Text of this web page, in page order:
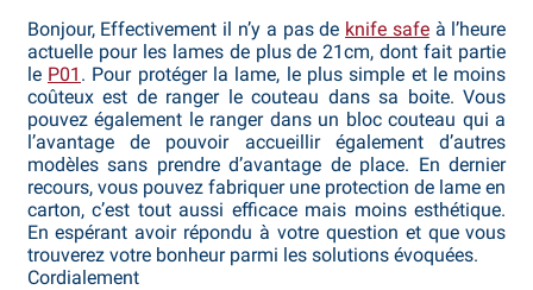
Ma sélection
Mentions légales
Mon Compte
Partenaires
Plan du site
Bonjour, Effectivement il n’y a pas de knife safeà l’heure
actuelle pour les lames de plus de 21cm, dont fait partie
le P01 . Pour protéger la lame, le plus simple et le moins
coûteux est de ranger le couteau dans sa boite. Vous
pouvez également le ranger dans un bloc couteau qui a
l’avantage de pouvoir accueillir également d’autres
modèles sans prendre d’avantage de place. En dernier
recours, vous pouvez fabriquer une protection de lame en
carton, c’est tout aussi efficace mais moins esthétique.
En espérant avoir répondu à votre question et que vous
trouverez votre bonheur parmi les solutions évoquées.
Cordialement